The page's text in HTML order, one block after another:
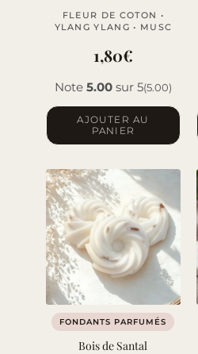
FLEUR DE COTON •
YLANG YLANG • MUSC
1,80€
Note 5.00sur 5(5.00)
AJOUTER AU
PANIER
FONDANTS PARFUMÉS
Bois de Santal